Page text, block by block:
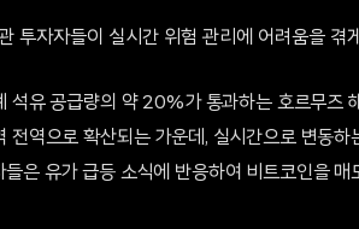
투자자들이 실시간 위험 관리에 어려움을 겪
석유 공급량의 약 20%가 통과하는 호르무즈
전역으로 확산되는 가운데, 실시간으로 변동
들은 유가 급등 소식에 반응하여 비트코인을